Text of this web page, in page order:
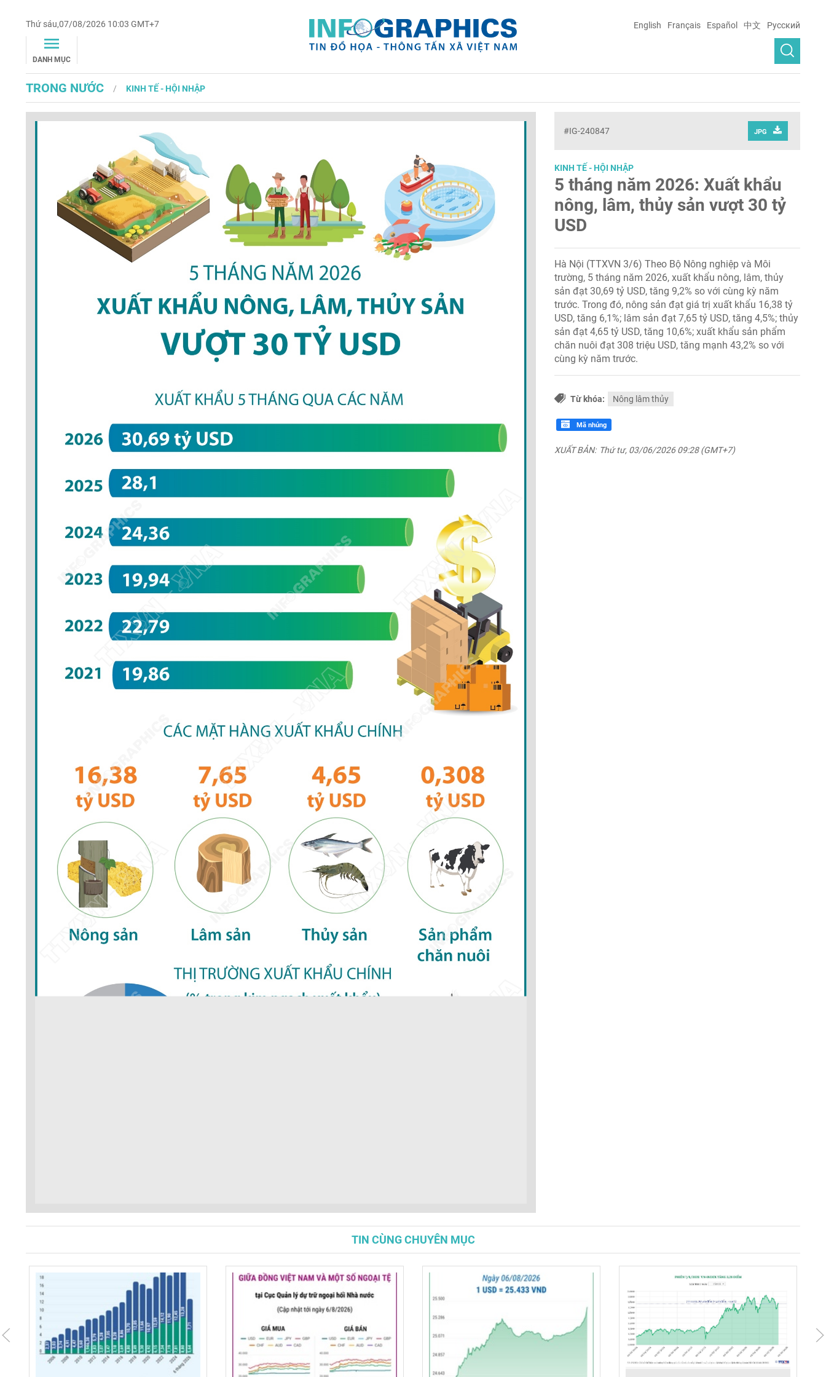
Thứ sáu,07/08/2026 10:03 GMT+7
DANH MỤC
English Français Español 中文 Русский
TRONG NƯỚC KINH TẾ - HỘI NHẬP
#IG-240847 JPG
KINH TẾ - HỘI NHẬP
5 tháng năm 2026: Xuất khẩu
nông, lâm, thủy sản vượt 30 tỷ
USD
Hà Nội (TTXVN 3/6) Theo Bộ Nông nghiệp và Môi
trường, 5 tháng năm 2026, xuất khẩu nông, lâm, thủy
sản đạt 30,69 tỷ USD, tăng 9,2% so với cùng kỳ năm
trước. Trong đó, nông sản đạt giá trị xuất khẩu 16,38 tỷ
USD, tăng 6,1%; lâm sản đạt 7,65 tỷ USD, tăng 4,5%; thủy
sản đạt 4,65 tỷ USD, tăng 10,6%; xuất khẩu sản phẩm
chăn nuôi đạt 308 triệu USD, tăng mạnh 43,2% so với
cùng kỳ năm trước.
Từ khóa: Nông lâm thủy
Mã nhúng
XUẤT BẢN: Thứ tư, 03/06/2026 09:28 (GMT+7)
TIN CÙNG CHUYÊN MỤC